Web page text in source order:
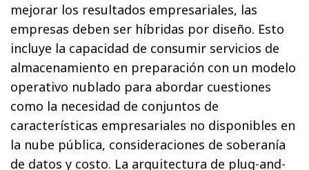
mejorar los resultados empresariales, las
empresas deben ser híbridas por diseño. Esto
incluye la capacidad de consumir servicios de
almacenamiento en preparación con un modelo
operativo nublado para abordar cuestiones
como la necesidad de conjuntos de
características empresariales no disponibles en
la nube pública, consideraciones de soberanía
de datos y costo. La arquitectura de plug-and-